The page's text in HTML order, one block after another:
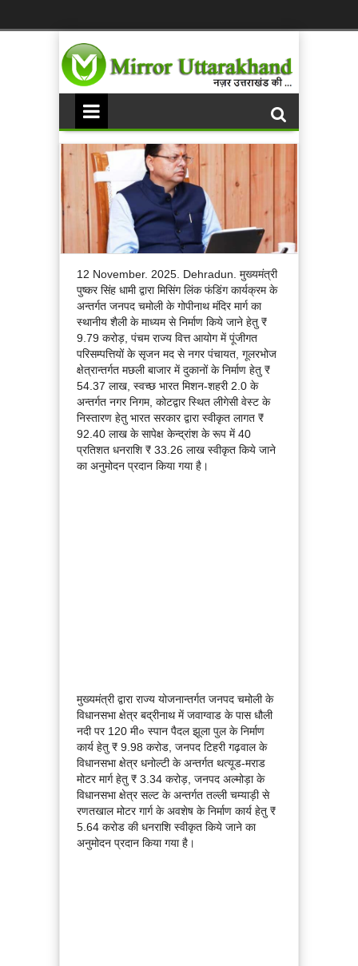
12 November. 2025. Dehradun. मुख्यमंत्री
पुष्कर सिंह धामी द्वारा मिसिंग लिंक फंडिंग कार्यक्रम के
अन्तर्गत जनपद चमोली के गोपीनाथ मंदिर मार्ग का
स्थानीय शैली के माध्यम से निर्माण किये जाने हेतु ₹
9.79 करोड़, पंचम राज्य वित्त आयोग में पूंजीगत
परिसम्पत्तियों के सृजन मद से नगर पंचायत, गूलरभोज
क्षेत्रान्तर्गत मछली बाजार में दुकानों के निर्माण हेतु ₹
54.37 लाख, स्वच्छ भारत मिशन-शहरी 2.0 के
अन्तर्गत नगर निगम, कोटद्वार स्थित लीगेसी वेस्ट के
निस्तारण हेतु भारत सरकार द्वारा स्वीकृत लागत ₹
92.40 लाख के सापेक्ष केन्द्रांश के रूप में 40
प्रतिशत धनराशि ₹ 33.26 लाख स्वीकृत किये जाने
का अनुमोदन प्रदान किया गया है।
मुख्यमंत्री द्वारा राज्य योजनान्तर्गत जनपद चमोली के
विधानसभा क्षेत्र बद्रीनाथ में जवाग्वाड के पास धौली
नदी पर 120 मी० स्पान पैदल झूला पुल के निर्माण
कार्य हेतु ₹ 9.98 करोड, जनपद टिहरी गढ़वाल के
विधानसभा क्षेत्र धनोल्टी के अन्तर्गत थत्यूड-मराड
मोटर मार्ग हेतु ₹ 3.34 करोड़, जनपद अल्मोड़ा के
विधानसभा क्षेत्र सल्ट के अन्तर्गत तल्ली चम्याड़ी से
रणतखाल मोटर गार्ग के अवशेष के निर्माण कार्य हेतु ₹
5.64 करोड की धनराशि स्वीकृत किये जाने का
अनुमोदन प्रदान किया गया है।